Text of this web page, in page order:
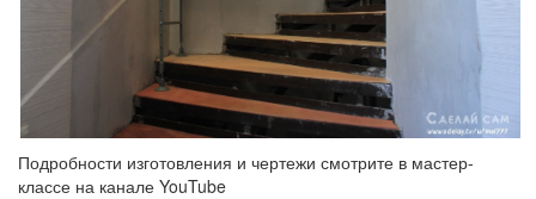
Подробности изготовления и чертежи смотрите в мастер-
классе на канале YouTube